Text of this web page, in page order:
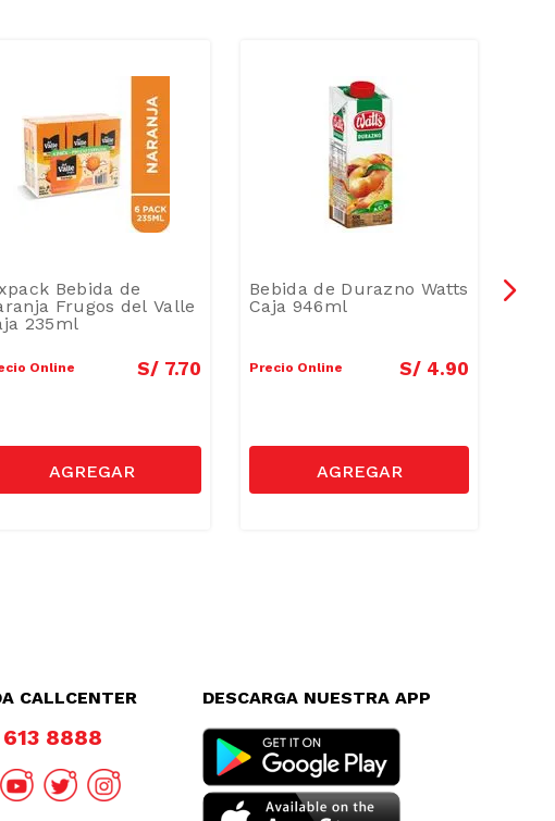
Bebida de
Frugos del Valle
235ml
Online S/ 7.70
Bebida de Durazno Watts
Caja 946ml
Precio Online S/ 4.90
CALLCENTER
8888
DESCARGA NUESTRA APP